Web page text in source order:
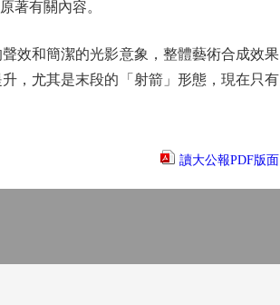
著有關內容。
效和簡潔的光影意象，整體藝術合成效果
，尤其是末段的「射箭」形態，現在只有
讀大公報PDF版面